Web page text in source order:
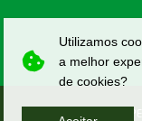
Utilizamos
a melhor
de cookies?